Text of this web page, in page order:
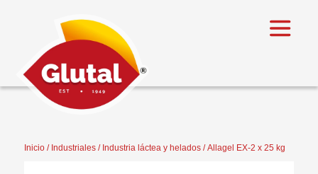
Inicio/ Industriales/ Industria láctea y helados/ Allagel EX-2 x 25 kg